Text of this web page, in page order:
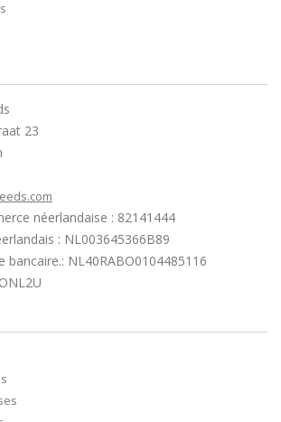
23
néerlandaise : 82141444
: NL003645366B89
NL40RABO0104485116